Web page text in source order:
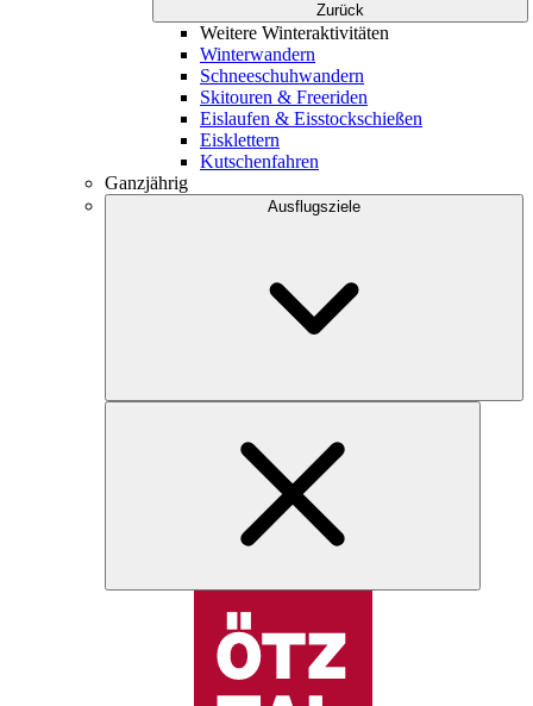
Zurück
Weitere Winteraktivitäten
Winterwandern
Schneeschuhwandern
Skitouren & Freeriden
Eislaufen & Eisstockschießen
Eisklettern
Kutschenfahren
Ganzjährig
Ausflugsziele